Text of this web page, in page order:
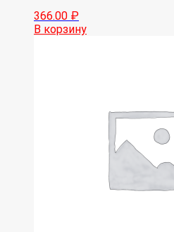
366.00 ₽
В корзину